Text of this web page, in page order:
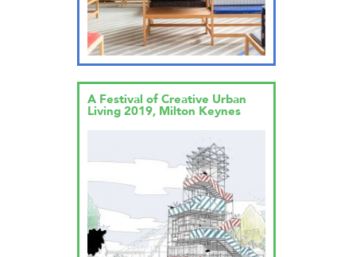
A Festival of Creative Urban
Living 2019, Milton Keynes